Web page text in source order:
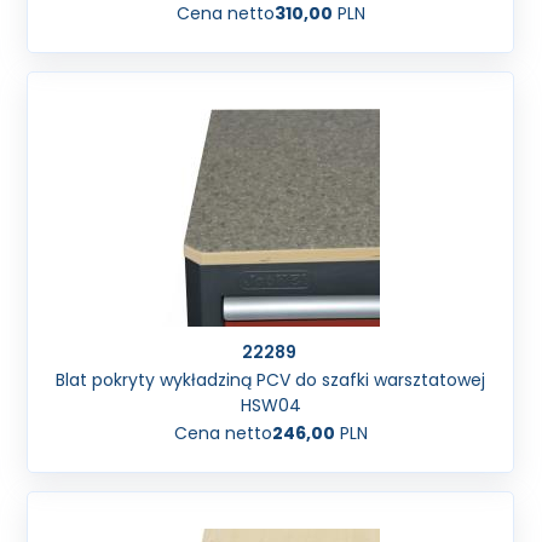
Cena netto310,00 PLN
22289
Blat pokryty wykładziną PCV do szafki warsztatowej
HSW04
Cena netto246,00 PLN